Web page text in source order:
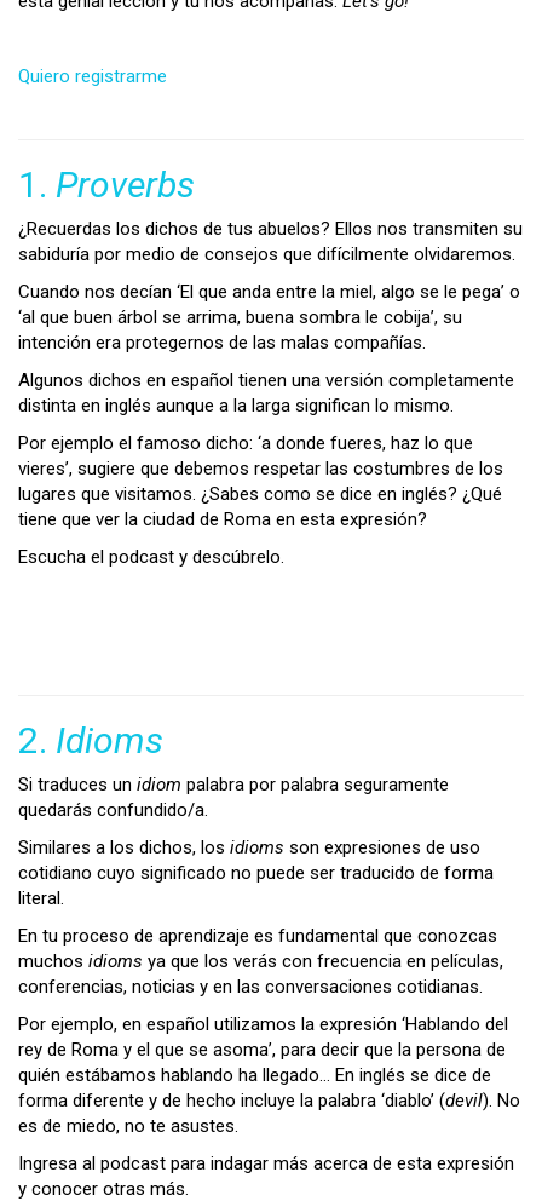
Quiero registrarme
1. Proverbs
¿Recuerdas los dichos de tus abuelos? Ellos nos transmiten su
sabiduría por medio de consejos que difícilmente olvidaremos.
Cuando nos decían ‘El que anda entre la miel, algo se le pega’ o
‘al que buen árbol se arrima, buena sombra le cobija’, su
intención era protegernos de las malas compañías.
Algunos dichos en español tienen una versión completamente
distinta en inglés aunque a la larga significan lo mismo.
Por ejemplo el famoso dicho: ‘a donde fueres, haz lo que
vieres’, sugiere que debemos respetar las costumbres de los
lugares que visitamos. ¿Sabes como se dice en inglés? ¿Qué
tiene que ver la ciudad de Roma en esta expresión?
Escucha el podcast y descúbrelo.
2. Idioms
Si traduces un idiom palabra por palabra seguramente
quedarás confundido/a.
Similares a los dichos, los idioms son expresiones de uso
cotidiano cuyo significado no puede ser traducido de forma
literal.
En tu proceso de aprendizaje es fundamental que conozcas
muchos idioms ya que los verás con frecuencia en películas,
conferencias, noticias y en las conversaciones cotidianas.
Por ejemplo, en español utilizamos la expresión ‘Hablando del
rey de Roma y el que se asoma’, para decir que la persona de
quién estábamos hablando ha llegado… En inglés se dice de
forma diferente y de hecho incluye la palabra ‘diablo’ (devil). No
es de miedo, no te asustes.
Ingresa al podcast para indagar más acerca de esta expresión
y conocer otras más.